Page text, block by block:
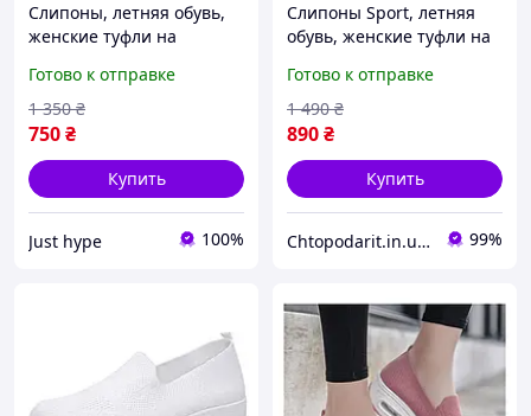
Слипоны, летняя обувь,
женские туфли на
мокасины размер 39,
белые Код 68-1004
Готово к отправке
750₴
1 350 ₴
Купить
Just hype 100%
Слипоны Sport, летняя
обувь, женские туфли на
мокасины размер 40,
розовые Код 00-0715
Готово к отправке
890₴
1 490 ₴
Купить
Chtopodarit.in.ua-інтернет-магазин цікавих подарунків 99%